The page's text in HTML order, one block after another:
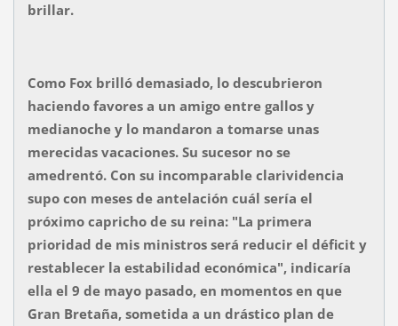
brillar.
Como Fox brilló demasiado, lo descubrieron
haciendo favores a un amigo entre gallos y
medianoche y lo mandaron a tomarse unas
merecidas vacaciones. Su sucesor no se
amedrentó. Con su incomparable clarividencia
supo con meses de antelación cuál sería el
próximo capricho de su reina: "La primera
prioridad de mis ministros será reducir el déficit y
restablecer la estabilidad económica", indicaría
ella el 9 de mayo pasado, en momentos en que
Gran Bretaña, sometida a un drástico plan de